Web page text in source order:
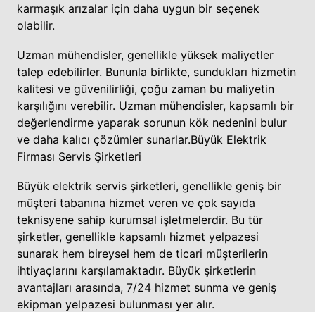
karmaşık arızalar için daha uygun bir seçenek
olabilir.
Uzman mühendisler, genellikle yüksek maliyetler
talep edebilirler. Bununla birlikte, sundukları hizmetin
kalitesi ve güvenilirliği, çoğu zaman bu maliyetin
karşılığını verebilir. Uzman mühendisler, kapsamlı bir
değerlendirme yaparak sorunun kök nedenini bulur
ve daha kalıcı çözümler sunarlar.Büyük Elektrik
Firması Servis Şirketleri
Büyük elektrik servis şirketleri, genellikle geniş bir
müşteri tabanına hizmet veren ve çok sayıda
teknisyene sahip kurumsal işletmelerdir. Bu tür
şirketler, genellikle kapsamlı hizmet yelpazesi
sunarak hem bireysel hem de ticari müşterilerin
ihtiyaçlarını karşılamaktadır. Büyük şirketlerin
avantajları arasında, 7/24 hizmet sunma ve geniş
ekipman yelpazesi bulunması yer alır.